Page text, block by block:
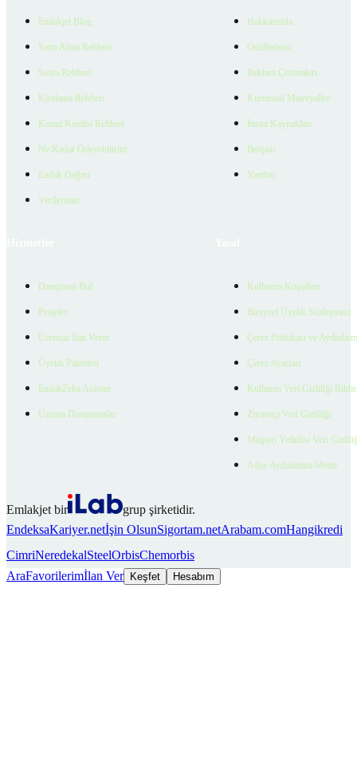
Emlakjet Blog
Satın Alma Rehberi
Satıcı Rehberi
Kiralama Rehberi
Konut Kredisi Rehberi
Ne Kadar Ödeyebilirim
Emlak Değeri
Verilerimiz
Hakkımızda
Ödüllerimiz
Reklam Çözümleri
Kurumsal Materyaller
İnsan Kaynakları
İletişim
Yardım
Danışman Bul
Projeler
Ücretsiz İlan Verin
Üyelik Paketleri
EmlakZeka Asistan
Uzman Danışmanlar
Kullanım Koşulları
Bireysel Üyelik Sözleşmesi
Çerez Politikası ve
Çerez Ayarları
Kullanıcı Veri Gizliliği
Ziyaretçi Veri Gizliliği
Müşteri Yetkilisi Veri
Aday Aydınlatma Metni
Emlakjet bir
grup şirketidir.
EndeksaKariyer.netİşin OlsunSigortam.netArabam.comHangikredi
CimriNeredekalSteelOrbisChemorbis
AraFavorilerimİlan Ver Keşfet Hesabım